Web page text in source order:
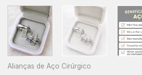
Alianças de Aço Cirúrgico